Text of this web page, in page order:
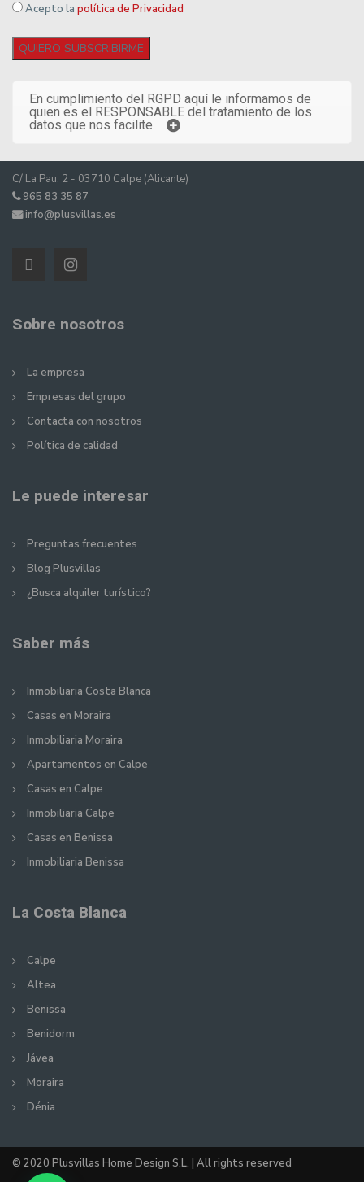
Acepto la política de Privacidad
En cumplimiento del RGPD aquí le informamos de
quien es el RESPONSABLE del tratamiento de los
datos que nos facilite.
C/ La Pau, 2 - 03710 Calpe (Alicante)
965 83 35 87
info@plusvillas.es
Sobre nosotros
La empresa
Empresas del grupo
Contacta con nosotros
Política de calidad
Le puede interesar
Preguntas frecuentes
Blog Plusvillas
¿Busca alquiler turístico?
Saber más
Inmobiliaria Costa Blanca
Casas en Moraira
Inmobiliaria Moraira
Apartamentos en Calpe
Casas en Calpe
Inmobiliaria Calpe
Casas en Benissa
Inmobiliaria Benissa
La Costa Blanca
Calpe
Altea
Benissa
Benidorm
Jávea
Moraira
Dénia
© 2020 Plusvillas Home Design S.L. | All rights reserved